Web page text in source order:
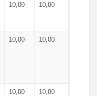
10,00 10,00
10,00 10,00
10,00 10,00